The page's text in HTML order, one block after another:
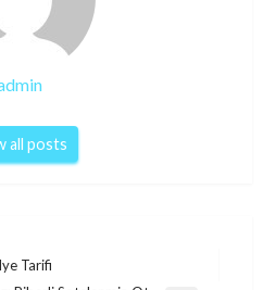
all posts
Tarifi